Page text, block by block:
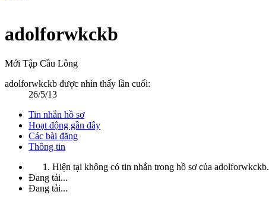
adolforwkckb
Mới Tập Cầu Lông
adolforwkckb được nhìn thấy lần cuối:
26/5/13
Tin nhắn hồ sơ
Hoạt động gần đây
Các bài đăng
Thông tin
Hiện tại không có tin nhắn trong hồ sơ của adolforwkckb.
Đang tải...
Đang tải...